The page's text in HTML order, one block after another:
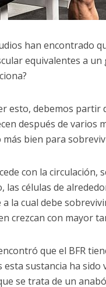
han encontrado
equivalentes a
esto, debemos partir
después de varios
más bien para
con la
las células de
la cual debe
crezcan con mayor
que el BFR
esta sustancia ha
se trata de un